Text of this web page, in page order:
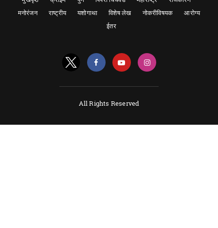
मनोरंजन
राष्ट्रीय यशोगाथा विशेष लेख नोकरीविषयक
आरोग्य
ईतर
All Rights Reserved